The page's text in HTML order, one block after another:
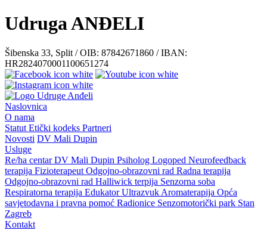
Udruga ANĐELI
Šibenska 33, Split / OIB: 87842671860 / IBAN:
HR2824070001100651274
Naslovnica
O nama
Statut Etički kodeks Partneri
Novosti DV Mali Dupin
Usluge
Re/ha centarDV Mali Dupin Psiholog Logoped Neurofeedback
terapija Fizioterapeut Odgojno-obrazovni rad Radna terapija
Odgojno-obrazovni rad Halliwick terpija Senzorna soba
Respiratorna terapija EdukatorUltrazvuk Aromaterapija Opća
savjetodavna i pravna pomoć Radionice Senzomotorički park Stan
Zagreb
Kontakt